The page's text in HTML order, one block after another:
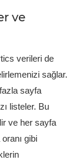
ve
verileri de
sağlar.
sayfa
listeler. Bu
ve her sayfa
gibi